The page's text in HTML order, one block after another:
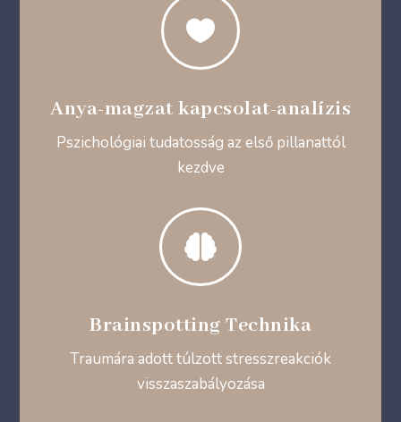

Anya-magzat kapcsolat-analízis
Pszichológiai tudatosság az első pillanattól
kezdve

Brainspotting Technika
Traumára adott túlzott stresszreakciók
visszaszabályozása